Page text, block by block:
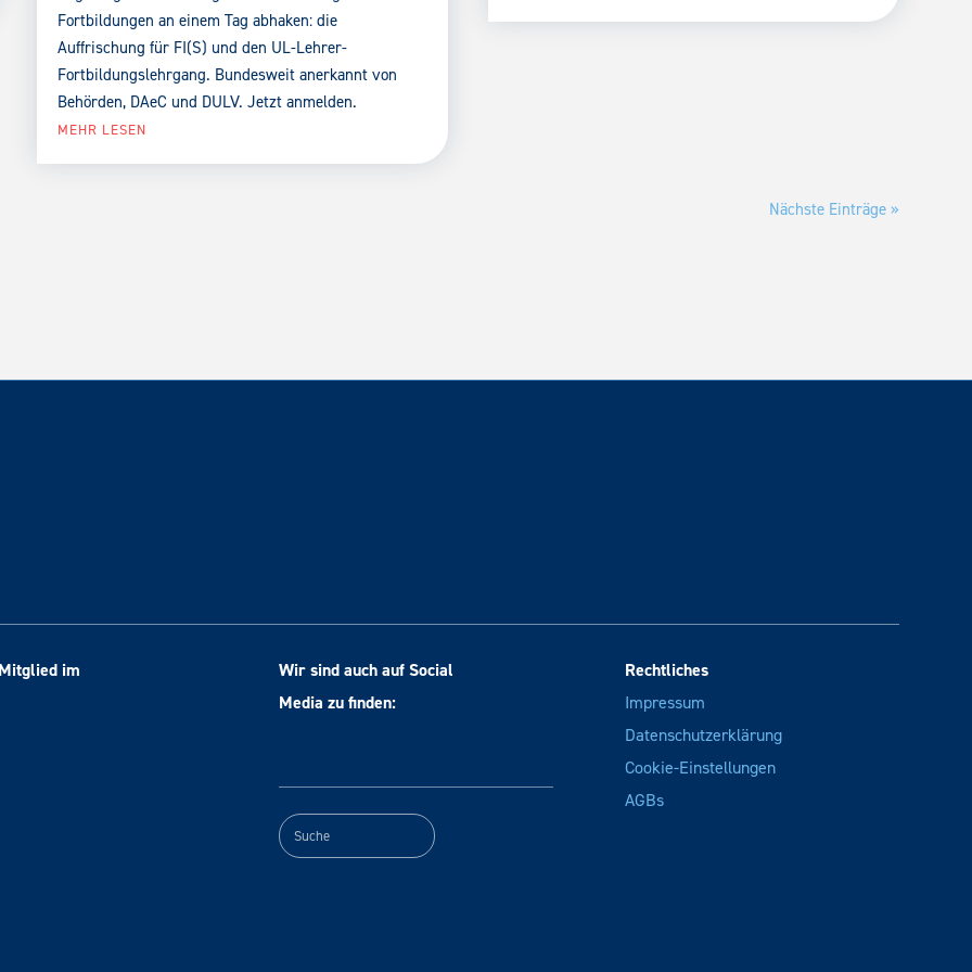
Fortbildungen an einem Tag abhaken: die
Auffrischung für FI(S) und den UL-Lehrer-
Fortbildungslehrgang. Bundesweit anerkannt von
Behörden, DAeC und DULV. Jetzt anmelden.
MEHR LESEN
Nächste Einträge »
im
Wir sind auch auf Social
Media zu finden:
Rechtliches
Impressum
Datenschutzerklärung
Cookie-Einstellungen
AGBs